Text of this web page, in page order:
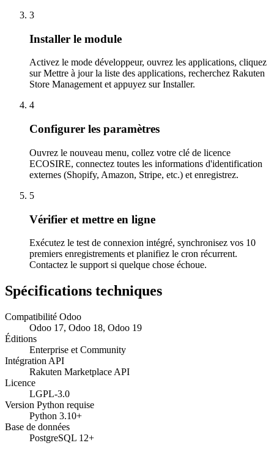
3
Installer le module
Activez le mode développeur, ouvrez les applications, cliquez
sur Mettre à jour la liste des applications, recherchez Rakuten
Store Management et appuyez sur Installer.
4
Configurer les paramètres
Ouvrez le nouveau menu, collez votre clé de licence
ECOSIRE, connectez toutes les informations d'identification
externes (Shopify, Amazon, Stripe, etc.) et enregistrez.
5
Vérifier et mettre en ligne
Exécutez le test de connexion intégré, synchronisez vos 10
premiers enregistrements et planifiez le cron récurrent.
Contactez le support si quelque chose échoue.
Spécifications techniques
Compatibilité Odoo
Odoo 17, Odoo 18, Odoo 19
Éditions
Enterprise et Community
Intégration API
Rakuten Marketplace API
Licence
LGPL-3.0
Version Python requise
Python 3.10+
Base de données
PostgreSQL 12+